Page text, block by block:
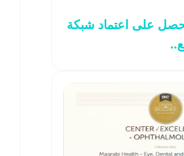
على اعتماد شبكة